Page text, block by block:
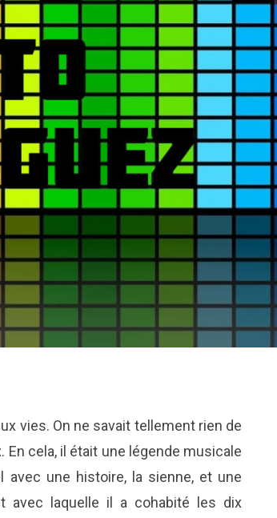
vies. On ne savait tellement rien de
En cela, il était une légende musicale
une histoire, la sienne, et une
avec laquelle il a cohabité les dix